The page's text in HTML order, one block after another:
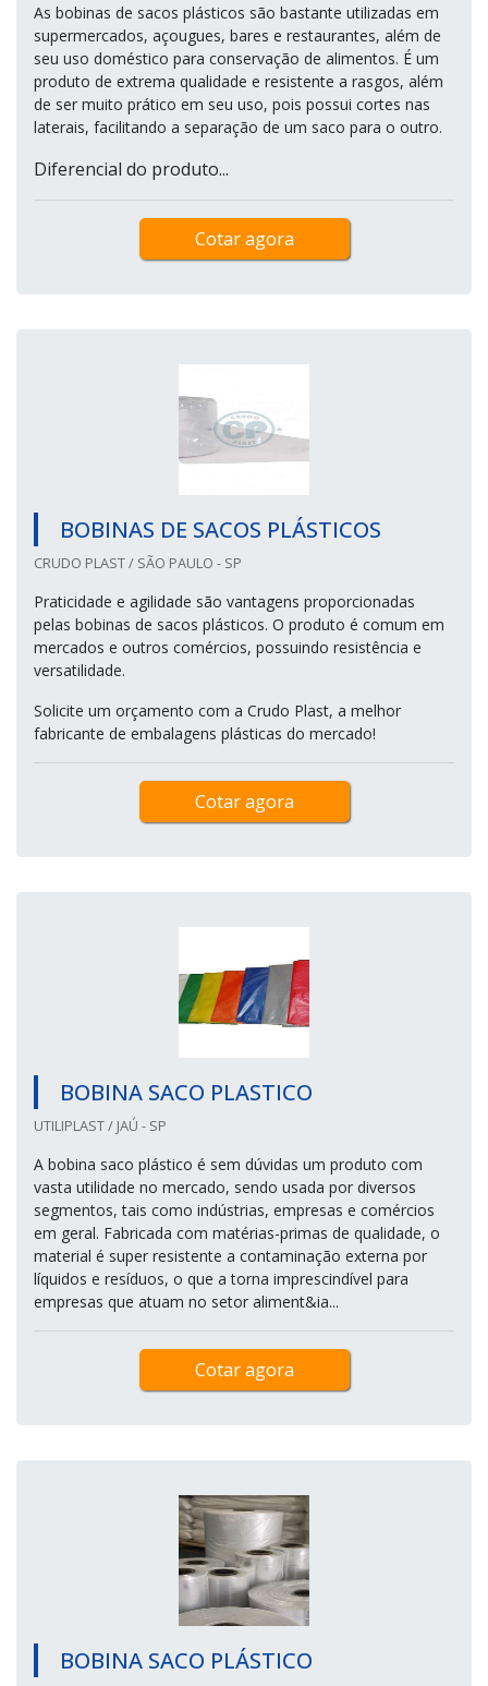
As bobinas de sacos plásticos são bastante utilizadas em
supermercados, açougues, bares e restaurantes, além de
seu uso doméstico para conservação de alimentos. É um
produto de extrema qualidade e resistente a rasgos, além
de ser muito prático em seu uso, pois possui cortes nas
laterais, facilitando a separação de um saco para o outro.
Diferencial do produto...
Cotar agora
BOBINAS DE SACOS PLÁSTICOS
CRUDO PLAST / SÃO PAULO - SP
Praticidade e agilidade são vantagens proporcionadas
pelas bobinas de sacos plásticos. O produto é comum em
mercados e outros comércios, possuindo resistência e
versatilidade.
Solicite um orçamento com a Crudo Plast, a melhor
fabricante de embalagens plásticas do mercado!
Cotar agora
BOBINA SACO PLASTICO
UTILIPLAST / JAÚ - SP
A bobina saco plástico é sem dúvidas um produto com
vasta utilidade no mercado, sendo usada por diversos
segmentos, tais como indústrias, empresas e comércios
em geral. Fabricada com matérias-primas de qualidade, o
material é super resistente a contaminação externa por
líquidos e resíduos, o que a torna imprescindível para
empresas que atuam no setor aliment&ia...
Cotar agora
BOBINA SACO PLÁSTICO